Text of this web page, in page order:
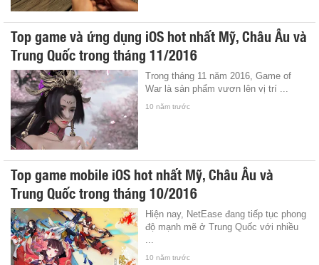
Top game và ứng dụng iOS hot nhất Mỹ, Châu Âu và
Trung Quốc trong tháng 11/2016
Trong tháng 11 năm 2016, Game of
War là sản phẩm vươn lên vị trí ...
10 năm trước
Top game mobile iOS hot nhất Mỹ, Châu Âu và
Trung Quốc trong tháng 10/2016
Hiện nay, NetEase đang tiếp tục phong
độ mạnh mẽ ở Trung Quốc với nhiều
10 năm trước